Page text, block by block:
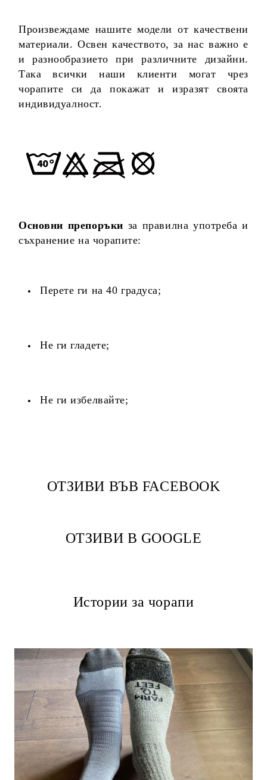
Произвеждаме нашите модели от качествени
материали. Освен качеството, за нас важно е
и разнообразието при различните дизайни.
Така всички наши клиенти могат чрез
чорапите си да покажат и изразят своята
индивидуалност.
Основни препоръки за правилна употреба и
съхранение на чорапите:
Перете ги на 40 градуса;
Не ги гладете;
Не ги избелвайте;
ОТЗИВИ ВЪВ FACEBOOK
ОТЗИВИ В GOOGLE
Истории за чорапи